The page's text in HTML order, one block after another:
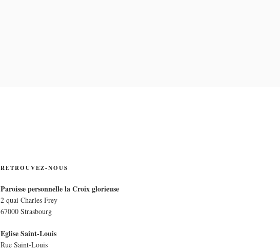
RETROUVEZ-NOUS
Paroisse personnelle la Croix glorieuse
2 quai Charles Frey
67000 Strasbourg
Eglise Saint-Louis
Rue Saint-Louis